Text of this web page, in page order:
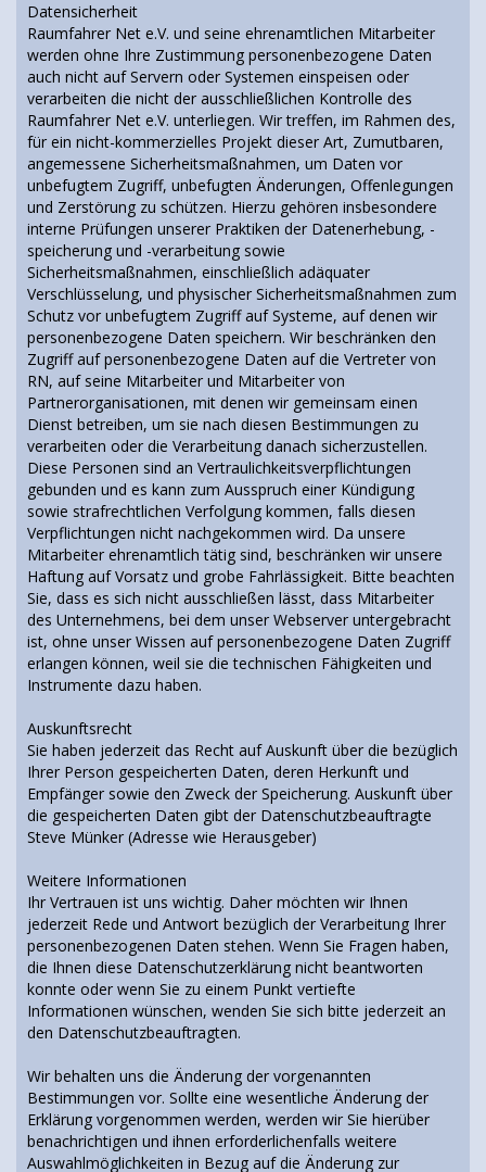
Datensicherheit
Raumfahrer Net e.V. und seine ehrenamtlichen Mitarbeiter
werden ohne Ihre Zustimmung personenbezogene Daten
auch nicht auf Servern oder Systemen einspeisen oder
verarbeiten die nicht der ausschließlichen Kontrolle des
Raumfahrer Net e.V. unterliegen. Wir treffen, im Rahmen des,
für ein nicht-kommerzielles Projekt dieser Art, Zumutbaren,
angemessene Sicherheitsmaßnahmen, um Daten vor
unbefugtem Zugriff, unbefugten Änderungen, Offenlegungen
und Zerstörung zu schützen. Hierzu gehören insbesondere
interne Prüfungen unserer Praktiken der Datenerhebung, -
speicherung und -verarbeitung sowie
Sicherheitsmaßnahmen, einschließlich adäquater
Verschlüsselung, und physischer Sicherheitsmaßnahmen zum
Schutz vor unbefugtem Zugriff auf Systeme, auf denen wir
personenbezogene Daten speichern. Wir beschränken den
Zugriff auf personenbezogene Daten auf die Vertreter von
RN, auf seine Mitarbeiter und Mitarbeiter von
Partnerorganisationen, mit denen wir gemeinsam einen
Dienst betreiben, um sie nach diesen Bestimmungen zu
verarbeiten oder die Verarbeitung danach sicherzustellen.
Diese Personen sind an Vertraulichkeitsverpflichtungen
gebunden und es kann zum Ausspruch einer Kündigung
sowie strafrechtlichen Verfolgung kommen, falls diesen
Verpflichtungen nicht nachgekommen wird. Da unsere
Mitarbeiter ehrenamtlich tätig sind, beschränken wir unsere
Haftung auf Vorsatz und grobe Fahrlässigkeit. Bitte beachten
Sie, dass es sich nicht ausschließen lässt, dass Mitarbeiter
des Unternehmens, bei dem unser Webserver untergebracht
ist, ohne unser Wissen auf personenbezogene Daten Zugriff
erlangen können, weil sie die technischen Fähigkeiten und
Instrumente dazu haben.
Auskunftsrecht
Sie haben jederzeit das Recht auf Auskunft über die bezüglich
Ihrer Person gespeicherten Daten, deren Herkunft und
Empfänger sowie den Zweck der Speicherung. Auskunft über
die gespeicherten Daten gibt der Datenschutzbeauftragte
Steve Münker (Adresse wie Herausgeber)
Weitere Informationen
Ihr Vertrauen ist uns wichtig. Daher möchten wir Ihnen
jederzeit Rede und Antwort bezüglich der Verarbeitung Ihrer
personenbezogenen Daten stehen. Wenn Sie Fragen haben,
die Ihnen diese Datenschutzerklärung nicht beantworten
konnte oder wenn Sie zu einem Punkt vertiefte
Informationen wünschen, wenden Sie sich bitte jederzeit an
den Datenschutzbeauftragten.
Wir behalten uns die Änderung der vorgenannten
Bestimmungen vor. Sollte eine wesentliche Änderung der
Erklärung vorgenommen werden, werden wir Sie hierüber
benachrichtigen und ihnen erforderlichenfalls weitere
Auswahlmöglichkeiten in Bezug auf die Änderung zur